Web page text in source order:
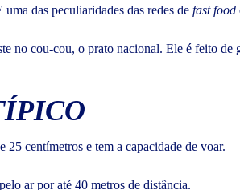
das peculiaridades das redes de fast food
no cou-cou, o prato nacional. Ele é feito
centímetros e tem a capacidade de voar.
ar por até 40 metros de distância.